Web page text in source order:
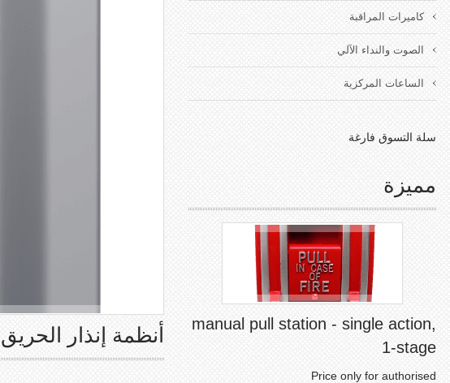
أنظمة إنذار الحريق
كاميرات المراقبة
الصوت والنداء الآلي
الساعات المركزية
سلة التسوق فارغة
مميزة
manual pull station - single action,
1-stage
Price only for authorised